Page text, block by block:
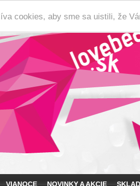
cookies, aby sme sa uistili, že
VIANOCE NOVINKY A AKCIE